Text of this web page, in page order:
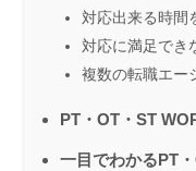
対応出来る時間
対応に満足でき
複数の転職エー
PT・OT・ST
一目でわかるPT